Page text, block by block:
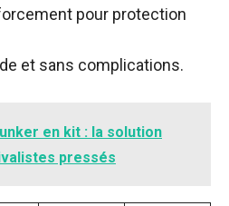
pour protection
et sans complications.
en kit : la solution
pressés